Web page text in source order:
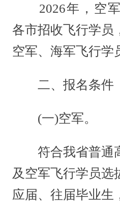
2026年，空军
各市招收飞行学员
空军、海军飞行学
二、报名条件
(一)空军。
符合我省普通
及空军飞行学员选
应届、往届毕业生